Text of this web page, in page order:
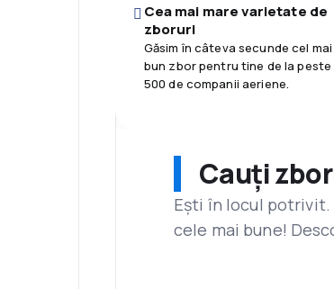
Cea mai mare varietate de
zboruri
Găsim în câteva secunde cel mai
bun zbor pentru tine de la peste
500 de companii aeriene.
Cauți
Ești în locul potrivit.
cele mai bune!